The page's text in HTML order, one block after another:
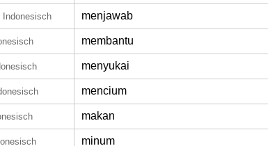
Indonesisch menjawab
membantu
menyukai
mencium
makan
minum